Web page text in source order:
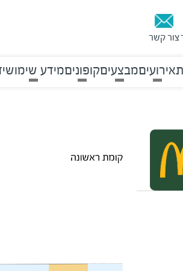
צור קשר
אירועיםמבצעיםקופוניםמידע שימושי